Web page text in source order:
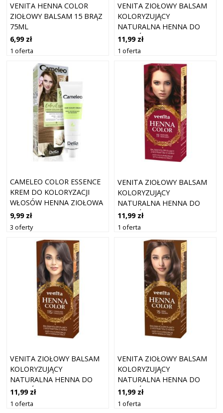
VENITA HENNA COLOR
ZIOŁOWY BALSAM 15 BRĄZ
75ML
6,99 zł
1 oferta
VENITA ZIOŁOWY BALSAM
KOLORYZUJĄCY
NATURALNA HENNA DO
WŁOSÓW 13 ORZECHOWA
11,99 zł
1 oferta
CAMELEO COLOR ESSENCE
KREM DO KOLORYZACJI
WŁOSÓW HENNA ZIOŁOWA
7.3 ORZECH LASKOWY 75 G
9,99 zł
3 oferty
VENITA ZIOŁOWY BALSAM
KOLORYZUJĄCY
NATURALNA HENNA DO
WŁOSÓW 11 BURGUND
11,99 zł
1 oferta
VENITA ZIOŁOWY BALSAM
KOLORYZUJĄCY
NATURALNA HENNA DO
WŁOSÓW 115 CZEKOLADA
11,99 zł
1 oferta
VENITA ZIOŁOWY BALSAM
KOLORYZUJĄCY
NATURALNA HENNA DO
WŁOSÓW 15 BRĄZ
11,99 zł
1 oferta